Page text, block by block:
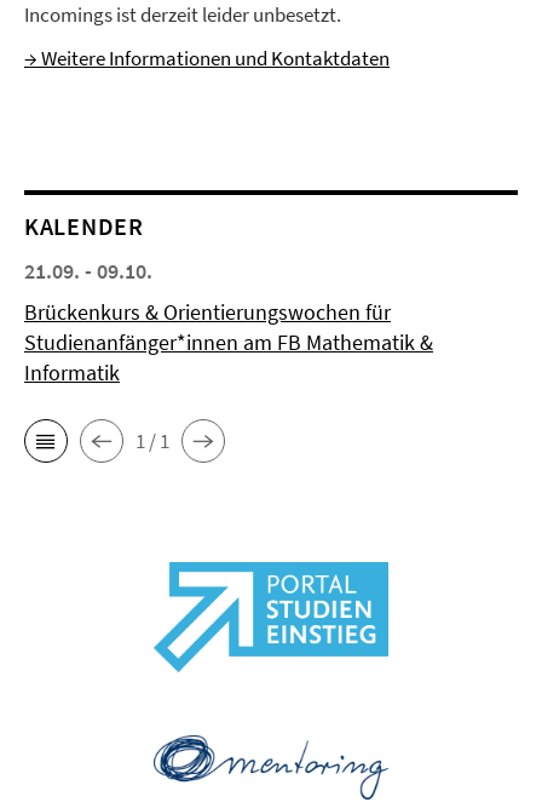
Incomings ist derzeit leider unbesetzt.
→ Weitere Informationen und Kontaktdaten
KALENDER
21.09. - 09.10.
Brückenkurs & Orientierungswochen für
Studienanfänger*innen am FB Mathematik &
Informatik
1 / 1